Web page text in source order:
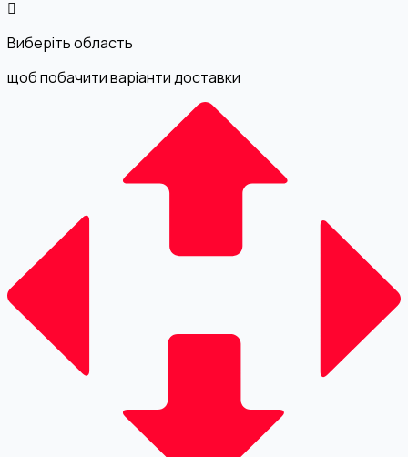
Виберіть область
щоб побачити варіанти доставки